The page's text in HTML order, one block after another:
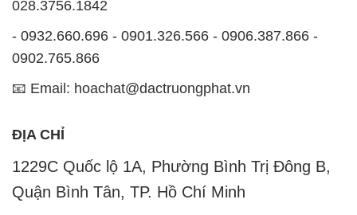
ĐỊA CHỈ
1229C Quốc lộ 1A, Phường Bình Trị Đông B,
Quận Bình Tân, TP. Hồ Chí Minh
CÔNG TY XNK TM SX HÓA CHẤT ĐẮC TRƯỜNG
PHÁT